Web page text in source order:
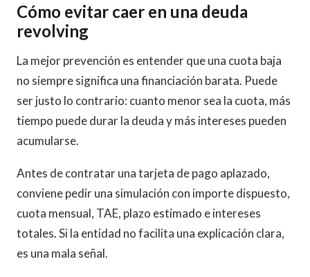
Cómo evitar caer en una deuda
revolving
La mejor prevención es entender que una cuota baja
no siempre significa una financiación barata. Puede
ser justo lo contrario: cuanto menor sea la cuota, más
tiempo puede durar la deuda y más intereses pueden
acumularse.
Antes de contratar una tarjeta de pago aplazado,
conviene pedir una simulación con importe dispuesto,
cuota mensual, TAE, plazo estimado e intereses
totales. Si la entidad no facilita una explicación clara,
es una mala señal.